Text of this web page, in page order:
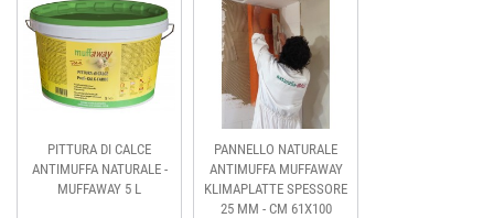
PITTURA DI CALCE
ANTIMUFFA NATURALE -
MUFFAWAY 5 L
PANNELLO NATURALE
ANTIMUFFA MUFFAWAY
KLIMAPLATTE SPESSORE
25 MM - CM 61X100